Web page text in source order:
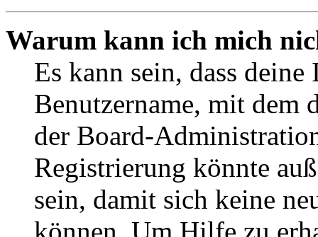
Warum kann ich mich
Es kann sein, dass
Benutzername, mit dem
der Board-
Registrierung könnte
sein, damit sich keine
können. Um Hilfe zu